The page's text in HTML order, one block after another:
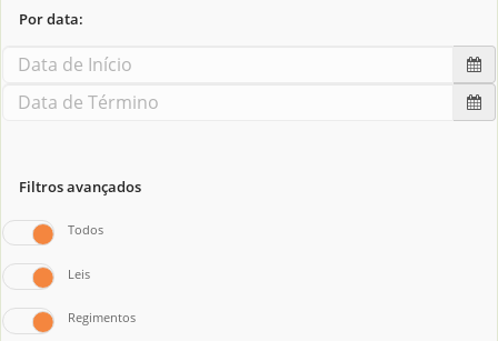
Por data:
Filtros avançados
Todos
Leis
Regimentos